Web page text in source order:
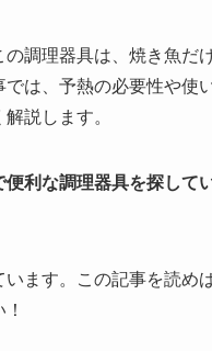
調理器具は、焼き魚だ
は、予熱の必要性や使
説します。
便利な調理器具を探し
ます。この記事を読め